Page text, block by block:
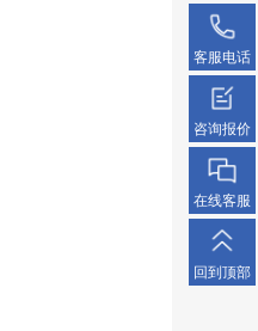
客服电话
咨询报价
在线客服
回到顶部